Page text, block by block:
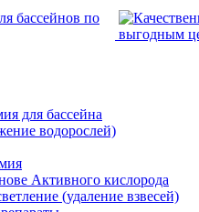
для бассейна
водорослей)
Активного кислорода
(удаление взвесей)